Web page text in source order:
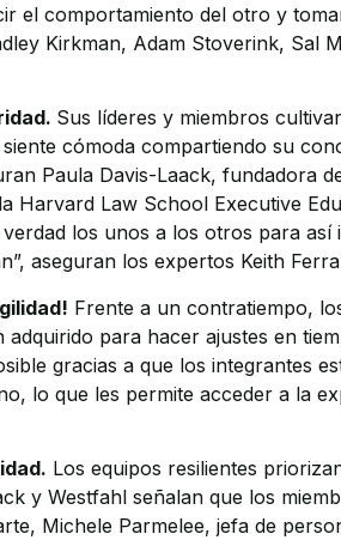
el comportamiento del otro y
Kirkman, Adam Stoverink, Sal
Sus líderes y miembros
cómoda compartiendo su
Paula Davis-Laack, fundadora
Harvard Law School Executive
los unos a los otros para
aseguran los expertos Keith
Frente a un contratiempo,
adquirido para hacer ajustes en
gracias a que los integrantes
lo que les permite acceder a la
Los equipos resilientes
y Westfahl señalan que los
Michele Parmelee, jefa de